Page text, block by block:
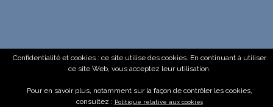
Confidentialité et cookies : ce site utilise des cookies. En continuant à utiliser
ce site Web, vous acceptez leur utilisation.
Pour en savoir plus, notamment sur la façon de contrôler les cookies,
consultez : Politique relative aux cookies